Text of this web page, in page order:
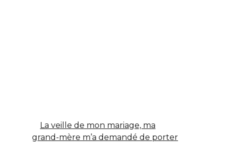
La veille de mon mariage, ma
grand-mère m’a demandé de porter